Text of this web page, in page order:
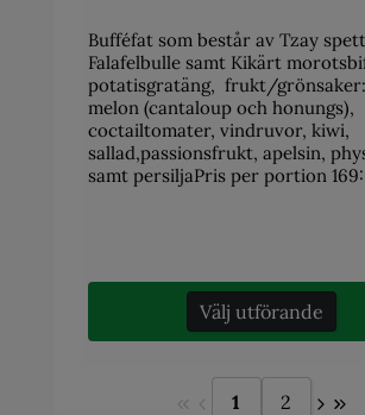
Bufféfat som består av Tzay
Falafelbulle samt Kikärt
potatisgratäng, frukt/grönsaker:
melon (cantaloup och honungs),
coctailtomater, vindruvor, kiwi,
sallad,passionsfrukt, apelsin,
samt persiljaPris per portion
Välj utförande
1 2